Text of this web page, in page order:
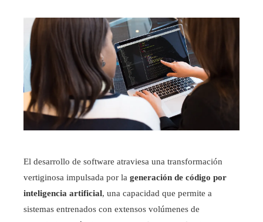
El desarrollo de software atraviesa una transformación
vertiginosa impulsada por la generación de código por
inteligencia artificial, una capacidad que permite a
sistemas entrenados con extensos volúmenes de